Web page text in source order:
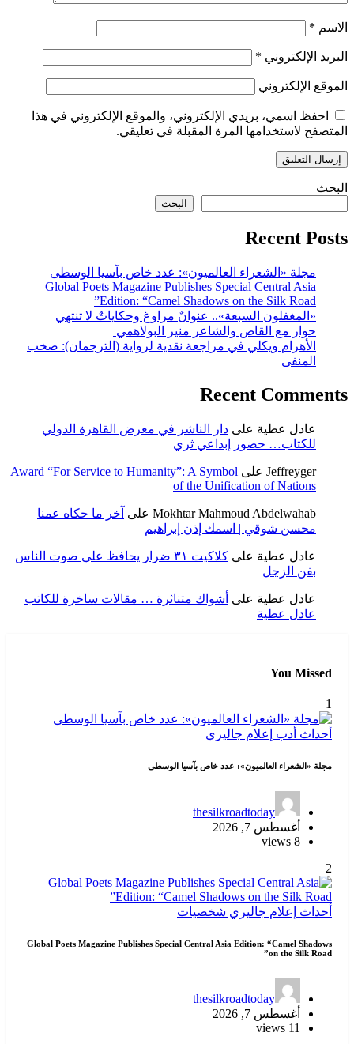
الاسم *
البريد الإلكتروني *
الموقع الإلكتروني
احفظ اسمي، بريدي الإلكتروني، والموقع الإلكتروني في هذا
المتصفح لاستخدامها المرة المقبلة في تعليقي.
البحث
البحث
Recent Posts
مجلة «الشعراء العالميون»: عدد خاص بآسيا الوسطى
Global Poets Magazine Publishes Special Central Asia
Edition: “Camel Shadows on the Silk Road”
«المغفلون السبعة».. عنوانٌ مراوغ وحكاياتٌ لا تنتهي
حوار مع القاص والشاعر منير البولاهمي
الأهرام ويكلي في مراجعة نقدية لرواية (الترجمان): صخب
المنفى
Recent Comments
عادل عطية على دار الناشر في معرض القاهرة الدولي
للكتاب… حضور إبداعي ثري
Jeffreyger على Award “For Service to Humanity”: A Symbol
of the Unification of Nations
Mokhtar Mahmoud Abdelwahab على آخر ما حكاه عمنا
محسن شوقي | اسمك إذن إبراهيم
عادل عطية على
كلاكيت ٣١ ضرار يحافظ علي صوت الناس
بفن الزجل
عادل عطية على أشواك متناثرة … مقالات ساخرة للكاتب
عادل عطية
You Missed
1
أحداث أدب إعلام جاليري
مجلة «الشعراء العالميون»: عدد خاص بآسيا الوسطى
thesilkroadtoday
أغسطس 7, 2026
8 views
2
أحداث إعلام جاليري شخصيات
Global Poets Magazine Publishes Special Central Asia Edition: “Camel Shadows
on the Silk Road”
thesilkroadtoday
أغسطس 7, 2026
11 views